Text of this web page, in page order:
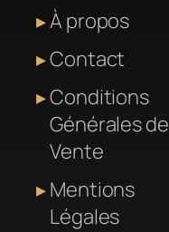
À propos
Contact
Conditions
Générales de
Vente
Mentions
Légales